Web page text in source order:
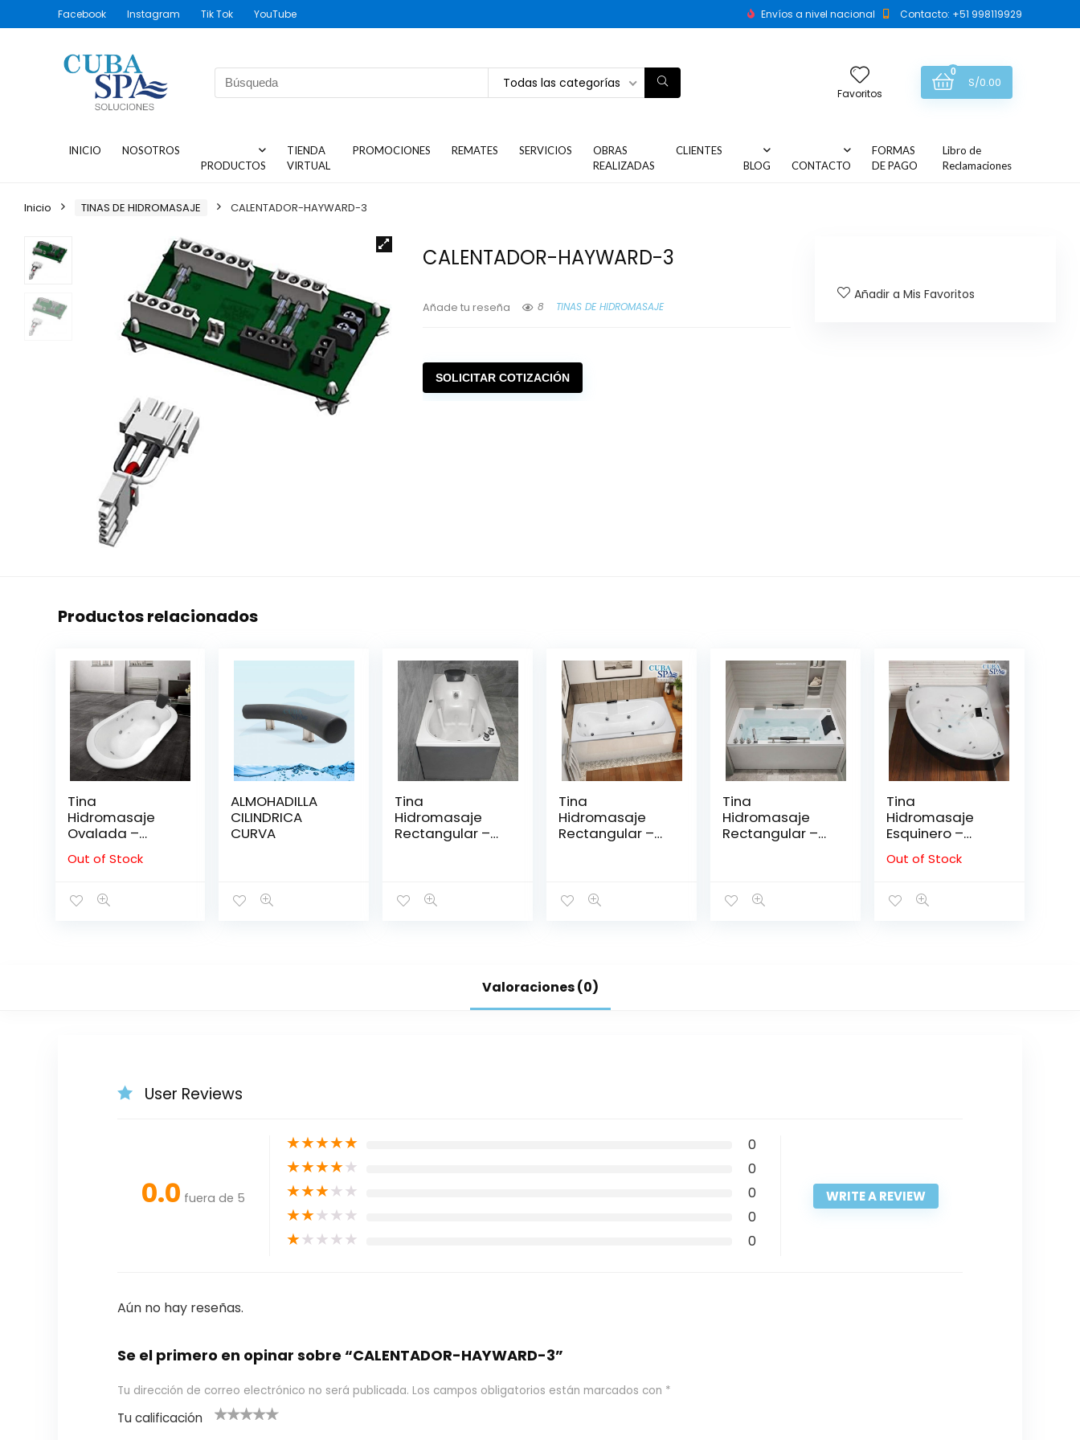
Facebook Instagram Tik Tok YouTube Envíos a nivel nacional Contacto: +51 998119929
Todas las categorías
Favoritos
0
S/0.00
INICIO
NOSOTROS
PRODUCTOS
TIENDA
VIRTUAL
PROMOCIONES REMATES SERVICIOS
OBRAS
REALIZADAS
CLIENTES
BLOG
CONTACTO
FORMAS
DE PAGO
Libro de
Reclamaciones
Inicio TINAS DE HIDROMASAJE CALENTADOR-HAYWARD-3
CALENTADOR-HAYWARD-3
Añade tu reseña 8 TINAS DE HIDROMASAJE
SOLICITAR COTIZACIÓN
Añadir a Mis Favoritos
Productos relacionados
Tina
Hidromasaje
Ovalada –
ÁRABE 1.85*1.08
Out of Stock
ALMOHADILLA
CILINDRICA
CURVA
Tina
Hidromasaje
Rectangular –
Tina
Hidromasaje
Rectangular –
Tina
Hidromasaje
Rectangular –
Tina
Hidromasaje
Esquinero –
HANSE 150*150
Out of Stock
Valoraciones (0)
User Reviews
0.0 fuera de 5
★★★★★ 0
★★★★★ 0
★★★★★ 0
★★★★★ 0
★★★★★ 0
WRITE A REVIEW
Aún no hay reseñas.
Se el primero en opinar sobre “CALENTADOR-HAYWARD-3”
Tu dirección de correo electrónico no será publicada. Los campos obligatorios están marcados con *
Tu calificación